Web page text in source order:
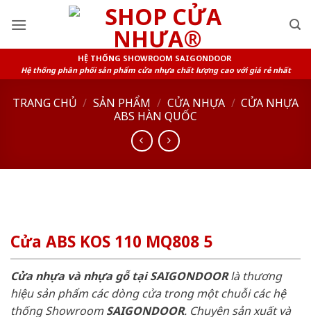
HỆ THỐNG SHOWROOM SAIGONDOOR
Hệ thống phân phối sản phẩm cửa nhựa chất lượng cao với giá rẻ nhất
TRANG CHỦ / SẢN PHẨM / CỬA NHỰA / CỬA NHỰA
ABS HÀN QUỐC
Cửa ABS KOS 110 MQ808 5
Cửa nhựa và nhựa gỗ tại SAIGONDOORlà thương
hiệu sản phẩm các dòng cửa trong một chuỗi các hệ
thống ShowroomSAIGONDOOR. Chuyên sản xuất và